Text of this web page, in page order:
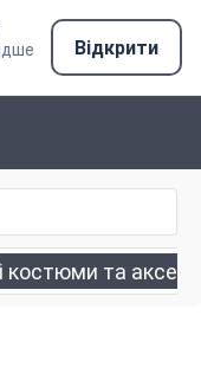
Відкрити
костюми та